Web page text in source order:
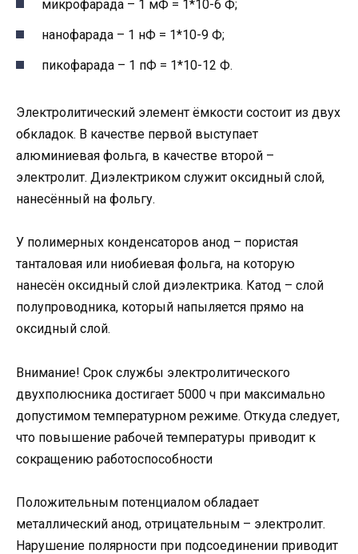
микрофарада – 1 мФ = 1*10-6 Ф;
нанофарада – 1 нФ = 1*10-9 Ф;
пикофарада – 1 пФ = 1*10-12 Ф.
Электролитический элемент ёмкости состоит из двух
обкладок. В качестве первой выступает
алюминиевая фольга, в качестве второй –
электролит. Диэлектриком служит оксидный слой,
нанесённый на фольгу.
У полимерных конденсаторов анод – пористая
танталовая или ниобиевая фольга, на которую
нанесён оксидный слой диэлектрика. Катод – слой
полупроводника, который напыляется прямо на
оксидный слой.
Внимание! Срок службы электролитического
двухполюсника достигает 5000 ч при максимально
допустимом температурном режиме. Откуда следует,
что повышение рабочей температуры приводит к
сокращению работоспособности
Положительным потенциалом обладает
металлический анод, отрицательным – электролит.
Нарушение полярности при подсоединении приводит